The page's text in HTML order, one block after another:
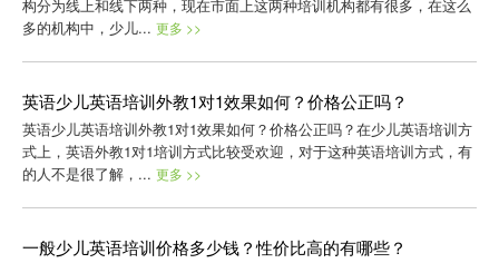
构分为线上和线下两种，现在市面上这两种培训机构都有很多，在这么
多的机构中，少儿... 更多 >>
英语少儿英语培训外教1对1效果如何？价格公正吗？
英语少儿英语培训外教1对1效果如何？价格公正吗？在少儿英语培训方
式上，英语外教1对1培训方式比较受欢迎，对于这种英语培训方式，有
的人不是很了解，... 更多 >>
一般少儿英语培训价格多少钱？性价比高的有哪些？